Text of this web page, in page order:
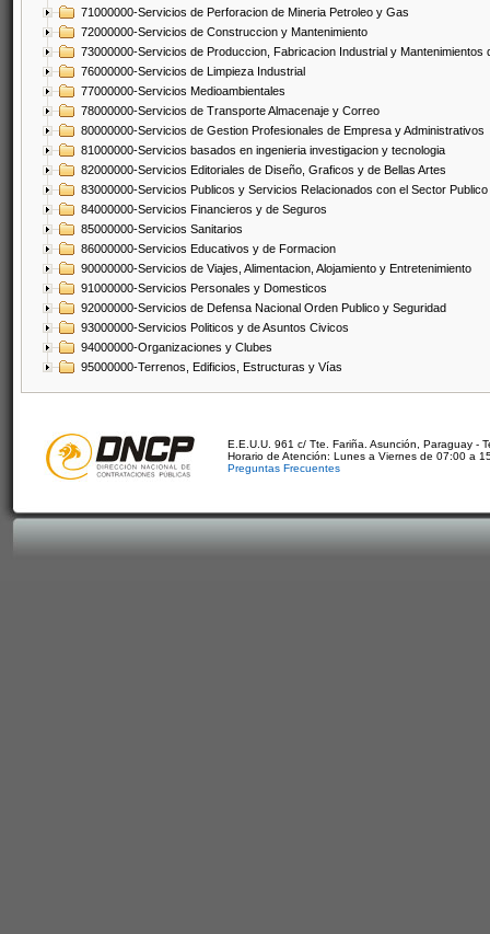
71000000-Servicios de Perforacion de Mineria Petroleo y Gas
72000000-Servicios de Construccion y Mantenimiento
73000000-Servicios de Produccion, Fabricacion Industrial y Mantenimientos
76000000-Servicios de Limpieza Industrial
77000000-Servicios Medioambientales
78000000-Servicios de Transporte Almacenaje y Correo
80000000-Servicios de Gestion Profesionales de Empresa y Administrativos
81000000-Servicios basados en ingenieria investigacion y tecnologia
82000000-Servicios Editoriales de Diseño, Graficos y de Bellas Artes
83000000-Servicios Publicos y Servicios Relacionados con el Sector Publico
84000000-Servicios Financieros y de Seguros
85000000-Servicios Sanitarios
86000000-Servicios Educativos y de Formacion
90000000-Servicios de Viajes, Alimentacion, Alojamiento y Entretenimiento
91000000-Servicios Personales y Domesticos
92000000-Servicios de Defensa Nacional Orden Publico y Seguridad
93000000-Servicios Politicos y de Asuntos Civicos
94000000-Organizaciones y Clubes
95000000-Terrenos, Edificios, Estructuras y Vías
E.E.U.U. 961 c/ Tte. Fariña. Asunción, Paraguay -
Horario de Atención: Lunes a Viernes de 07:00 a
Preguntas Frecuentes